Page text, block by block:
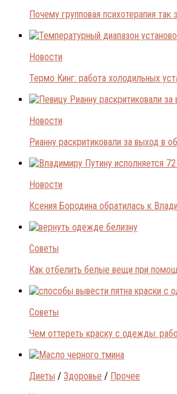
Почему групповая психотерапия так
Новости
Термо Кинг: работа холодильных
Новости
Рианну раскритиковали за выход в
Новости
Ксения Бородина обратилась к
Советы
Как отбелить белые вещи при
Советы
Чем оттереть краску с одежды:
Диеты / Здоровье / Прочее